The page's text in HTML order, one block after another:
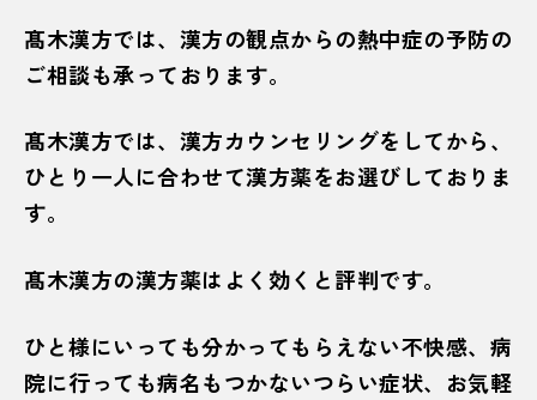
髙木漢方では、漢方の観点からの熱中症の予防の
ご相談も承っております。
髙木漢方では、漢方カウンセリングをしてから、
ひとり一人に合わせて漢方薬をお選びしておりま
す。
髙木漢方の漢方薬はよく効くと評判です。
ひと様にいっても分かってもらえない不快感、病
院に行っても病名もつかないつらい症状、お気軽